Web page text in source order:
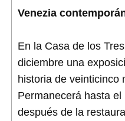
Venezia
En la Casa de los
diciembre una
historia de veinticinco
Permanecerá hasta
después de la